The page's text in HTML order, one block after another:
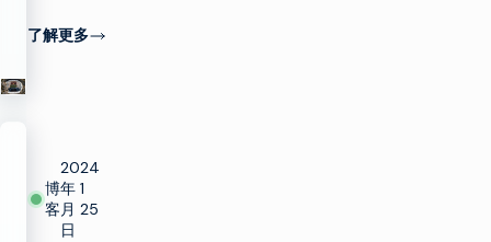
了解更多
博
客
2024
年 1
月 25
日